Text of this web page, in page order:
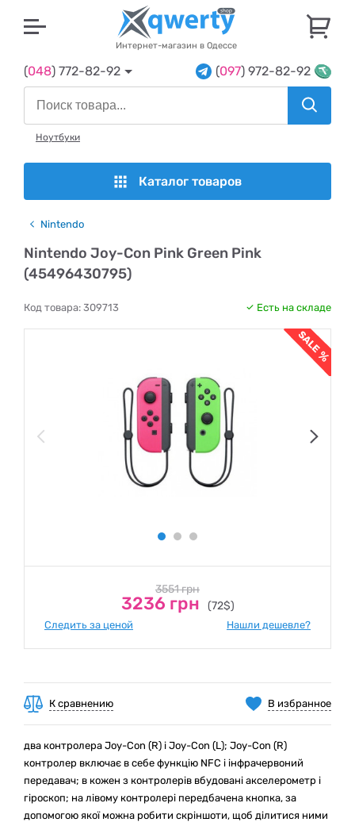
Интернет-магазин в Одессе
(048) 772-82-92 (097) 972-82-92
Ноутбуки
Каталог товаров
Nintendo
Nintendo Joy-Con Pink Green Pink
(45496430795)
Код товара: 309713 Есть на складе
3551 грн
3236 грн (72$)
Следить за ценой Нашли дешевле?
В избранное
К сравнению
два контролера Joy-Con (R) і Joy-Con (L); Joy-Con (R)
контролер включає в себе функцію NFC і інфрачервоний
передавач; в кожен з контролерів вбудовані акселерометр і
гіроскоп; на лівому контролері передбачена кнопка, за
допомогою якої можна робити скріншоти, щоб ділитися ними